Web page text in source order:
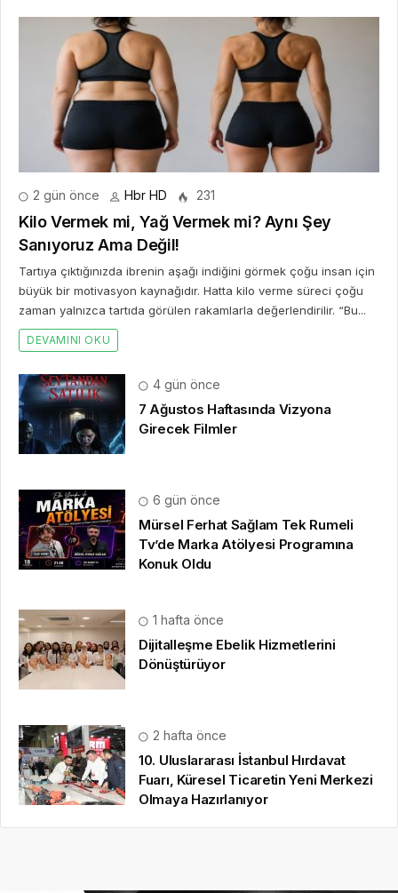
2 gün önce Hbr HD 231
Kilo Vermek mi, Yağ Vermek mi? Aynı Şey
Sanıyoruz Ama Değil!
Tartıya çıktığınızda ibrenin aşağı indiğini görmek çoğu insan için
büyük bir motivasyon kaynağıdır. Hatta kilo verme süreci çoğu
zaman yalnızca tartıda görülen rakamlarla değerlendirilir. “Bu...
DEVAMINI OKU
4 gün önce
7 Ağustos Haftasında Vizyona
Girecek Filmler
6 gün önce
Mürsel Ferhat Sağlam Tek Rumeli
Tv’de Marka Atölyesi Programına
Konuk Oldu
1 hafta önce
Dijitalleşme Ebelik Hizmetlerini
Dönüştürüyor
2 hafta önce
10. Uluslararası İstanbul Hırdavat
Fuarı, Küresel Ticaretin Yeni Merkezi
Olmaya Hazırlanıyor